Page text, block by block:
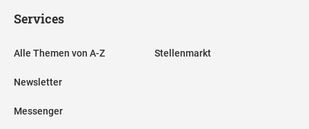
Services
Alle Themen von A-Z
Newsletter
Messenger
Stellenmarkt